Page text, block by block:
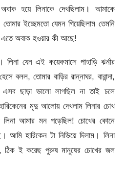
হয়ে লিনাকে দেখছিলাম। আমাকে
ইচ্ছেমতো যেমন গিয়েছিলাম তেমনি
এতে অবাক হওয়ার কী আছে!
লিনা যেন এই কয়েকমাসে পাহাড়ি ঝর্নার
বলল, তোমার বাড়ির রান্নাঘর, বারান্দা,
এসব ছাড়া ভালো লাগছিল না তাই চলে
মৃদু আলোয় দেখলাম লিনার চোখ
লিনা আমার মন পড়েছিল! চোখের কোনে
হারিকেন টা নিভিয়ে দিলাম। লিনা
ঠিক ই করেছ পুরুষ মানুষের চোখের জল